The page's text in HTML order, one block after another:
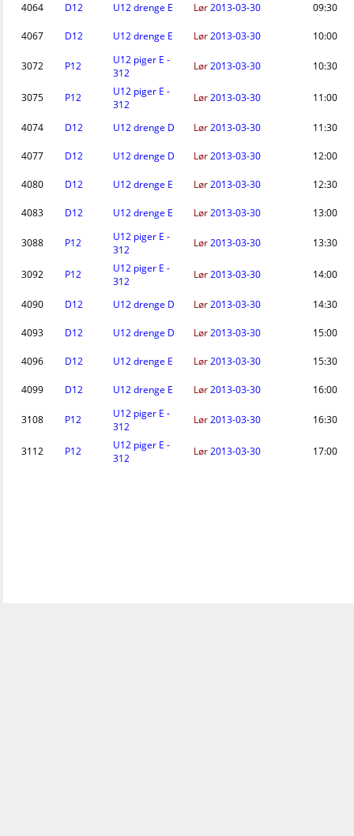
4064 D12 U12 drenge E Lør2013-03-30 09:30
4067 D12 U12 drenge E Lør2013-03-30 10:00
3072 P12
U12 piger E -
312
Lør2013-03-30 10:30
3075 P12
U12 piger E -
312
Lør2013-03-30 11:00
4074 D12 U12 drenge D Lør2013-03-30 11:30
4077 D12 U12 drenge D Lør2013-03-30 12:00
4080 D12 U12 drenge E Lør2013-03-30 12:30
4083 D12 U12 drenge E Lør2013-03-30 13:00
3088 P12
U12 piger E -
312
Lør2013-03-30 13:30
3092 P12
U12 piger E -
312
Lør2013-03-30 14:00
4090 D12 U12 drenge D Lør2013-03-30 14:30
4093 D12 U12 drenge D Lør2013-03-30 15:00
4096 D12 U12 drenge E Lør2013-03-30 15:30
4099 D12 U12 drenge E Lør2013-03-30 16:00
3108 P12
U12 piger E -
312
Lør2013-03-30 16:30
3112 P12
U12 piger E -
312
Lør2013-03-30 17:00